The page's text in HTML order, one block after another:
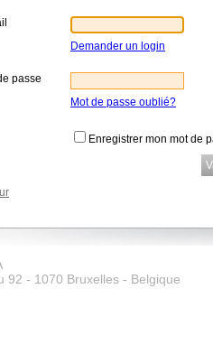
Demander un login
passe
Mot de passe oublié?
Enregistrer mon mot de
92 - 1070 Bruxelles - Belgique